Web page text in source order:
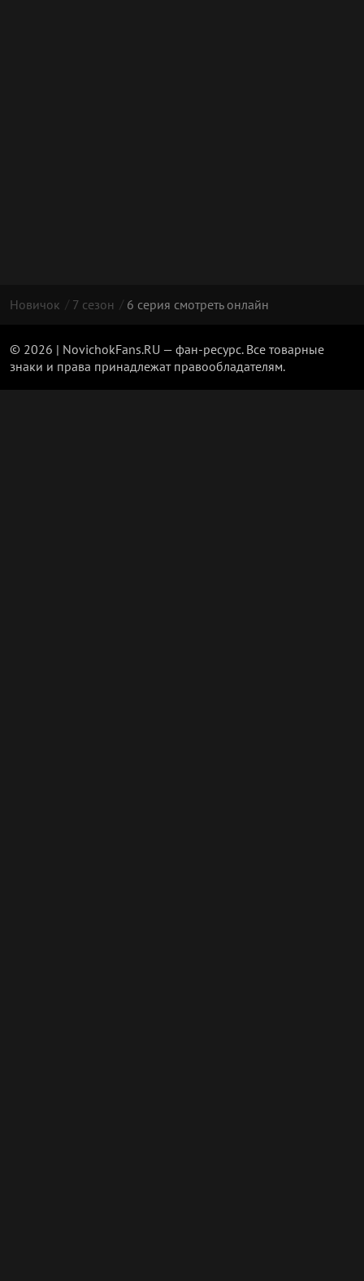
Новичок 7 сезон 6 серия смотреть онлайн
© 2026 | NovichokFans.RU — фан-ресурс. Все товарные
знаки и права принадлежат правообладателям.